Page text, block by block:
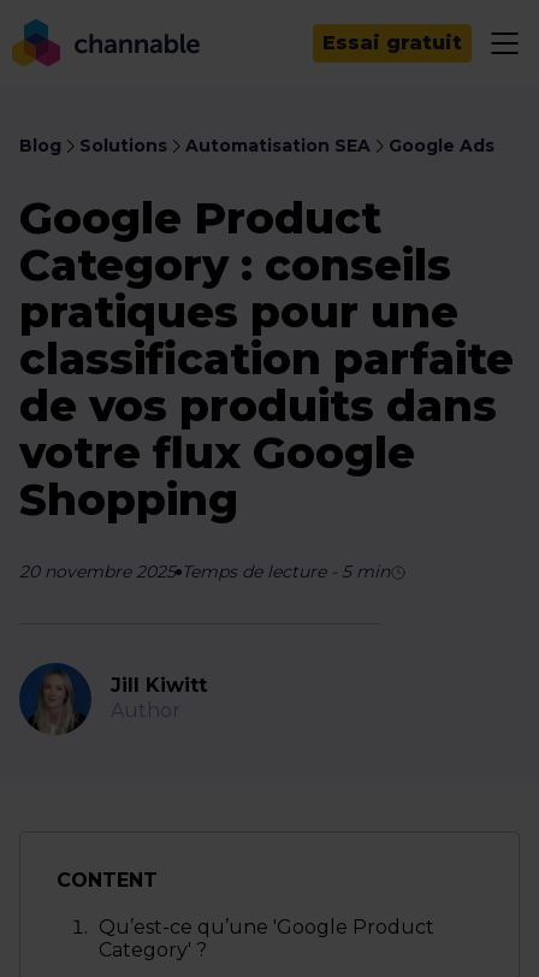
Essai gratuit
Blog Solutions Automatisation SEA Google Ads
Google Product
Category : conseils
pratiques pour une
classification parfaite
de vos produits dans
votre flux Google
Shopping
20 novembre 2025 Temps de lecture- 5min
Jill Kiwitt
Author
CONTENT
Qu’est-ce qu’une 'Google Product
Category' ?